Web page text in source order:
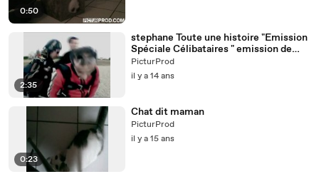
0:50
2:35
stephane Toute une histoire "Emission
Spéciale Célibataires " emission de
jean luc delarue
PicturProd
il y a 14 ans
0:23
Chat dit maman
PicturProd
il y a 15 ans